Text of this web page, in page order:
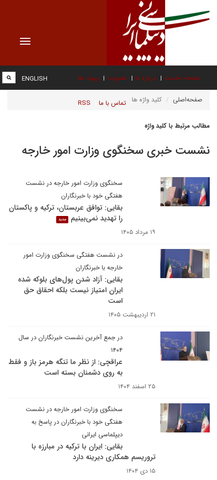
Toggle
صفحه نخست درباره ما عضویت پیوند ها
تماس با ما RSS
ENGLISH
صفحه‌اصلی کلید واژه ها
مطالب مرتبط با کلید واژه
نشست خبری سخنگوی وزارت امور خارجه
سخنگوی وزارت امور خارجه در نشست
هفتگی خود با خبرنگاران
بقایی: توافق عربستان، ترکیه و پاکستان
را تهدید نمی‌بینیم
جدید
۱۹ مرداد ۱۴۰۵
در نشست هفتگی سخنگوی وزارت امور
خارجه با خبرنگاران
بقایی: آزاد شدن پول‌های بلوکه شده
ایران امتیاز نیست بلکه احقاق حق
است
۲۱ اردیبهشت ۱۴۰۵
در جمع آخرین نشست خبرنگاران در سال
۱۴۰۴
عراقچی: از نظر ما تنگه هرمز باز و فقط
به روی دشمنان بسته است
۲۵ اسفند ۱۴۰۴
سخنگوی وزارت امور خارجه در نشست
هفتگی خود با خبرنگاران در پاسخ به
دیپلماسی ایرانی
بقایی: ایران با ترکیه در مبارزه با
تروریسم همکاری دیرینه دارد
۱۵ دی ۱۴۰۴